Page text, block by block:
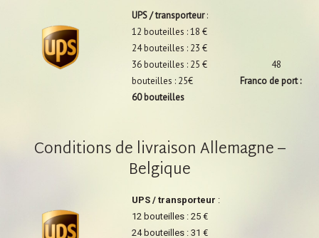
UPS / transporteur:
12 bouteilles : 18 €
24 bouteilles : 23 €
36 bouteilles : 25 € 48
bouteilles : 25€
Franco de port :
60 bouteilles
Conditions de livraison Allemagne –
Belgique
UPS / transporteur :
12 bouteilles : 25 €
24 bouteilles : 31 €